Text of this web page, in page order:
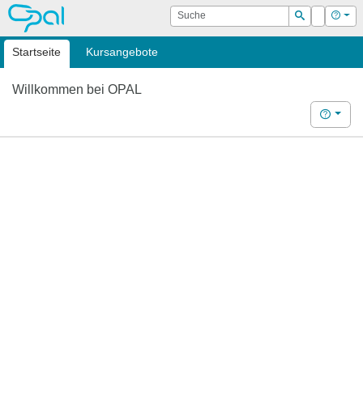
OPAL Suche
Suchen
Login Hilfe
Startseite Kursangebote
Willkommen bei OPAL
Hilfe